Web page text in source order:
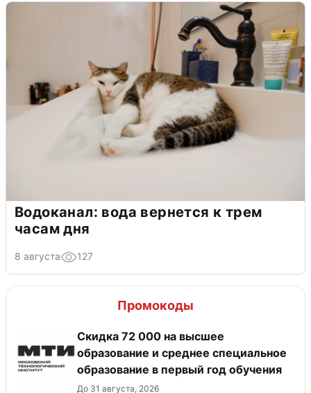
Водоканал: вода вернется к трем
часам дня
8 августа 127
Промокоды
Скидка 72 000 на высшее
образование и среднее специальное
образование в первый год обучения
До 31 августа, 2026